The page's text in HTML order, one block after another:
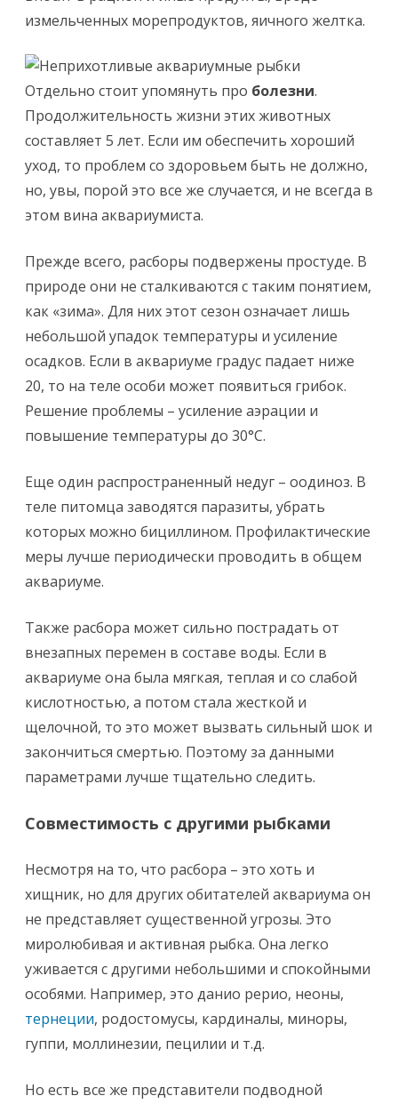
измельченных морепродуктов, яичного желтка.
Отдельно стоит упомянуть про болезни.
Продолжительность жизни этих животных
составляет 5 лет. Если им обеспечить хороший
уход, то проблем со здоровьем быть не должно,
но, увы, порой это все же случается, и не всегда в
этом вина аквариумиста.
Прежде всего, расборы подвержены простуде. В
природе они не сталкиваются с таким понятием,
как «зима». Для них этот сезон означает лишь
небольшой упадок температуры и усиление
осадков. Если в аквариуме градус падает ниже
20, то на теле особи может появиться грибок.
Решение проблемы – усиление аэрации и
повышение температуры до 30°С.
Еще один распространенный недуг – оодиноз. В
теле питомца заводятся паразиты, убрать
которых можно бициллином. Профилактические
меры лучше периодически проводить в общем
аквариуме.
Также расбора может сильно пострадать от
внезапных перемен в составе воды. Если в
аквариуме она была мягкая, теплая и со слабой
кислотностью, а потом стала жесткой и
щелочной, то это может вызвать сильный шок и
закончиться смертью. Поэтому за данными
параметрами лучше тщательно следить.
Совместимость с другими рыбками
Несмотря на то, что расбора – это хоть и
хищник, но для других обитателей аквариума он
не представляет существенной угрозы. Это
миролюбивая и активная рыбка. Она легко
уживается с другими небольшими и спокойными
особями. Например, это данио рерио, неоны,
тернеции, родостомусы, кардиналы, миноры,
гуппи, моллинезии, пецилии и т.д.
Но есть все же представители подводной